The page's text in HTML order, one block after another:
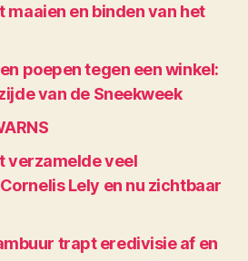
maaien en binden van het
poepen tegen een winkel:
van de Sneekweek
verzamelde veel
Lely en nu zichtbaar
trapt eredivisie af en